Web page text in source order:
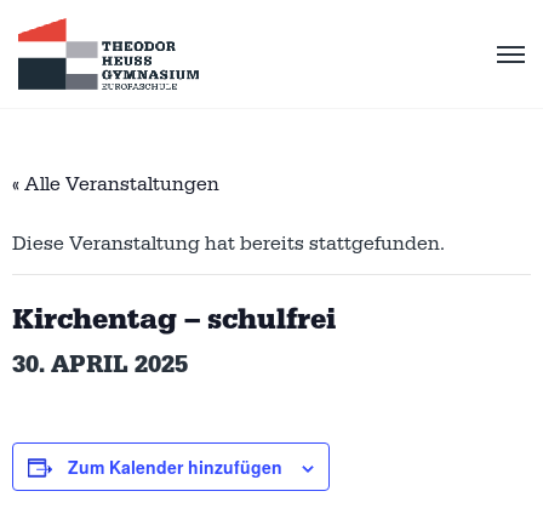
« Alle Veranstaltungen
Diese Veranstaltung hat bereits stattgefunden.
Kirchentag – schulfrei
30. APRIL 2025
Zum Kalender hinzufügen